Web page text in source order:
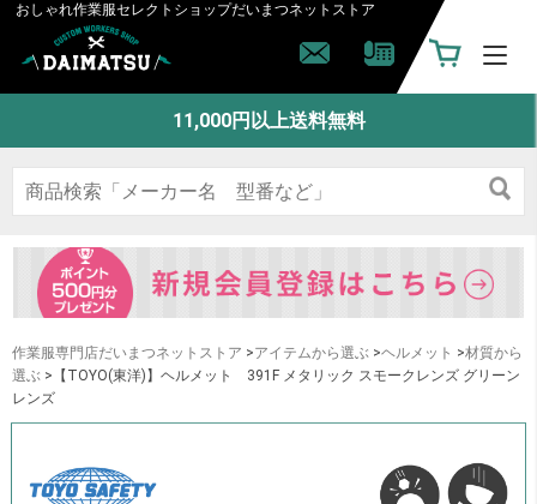
おしゃれ作業服セレクトショップだいまつネットストア
11,000円以上送料無料
作業服専門店だいまつネットストア >アイテムから選ぶ >ヘルメット >材質から
選ぶ >【TOYO(東洋)】ヘルメット 391F メタリック スモークレンズ グリーン
レンズ